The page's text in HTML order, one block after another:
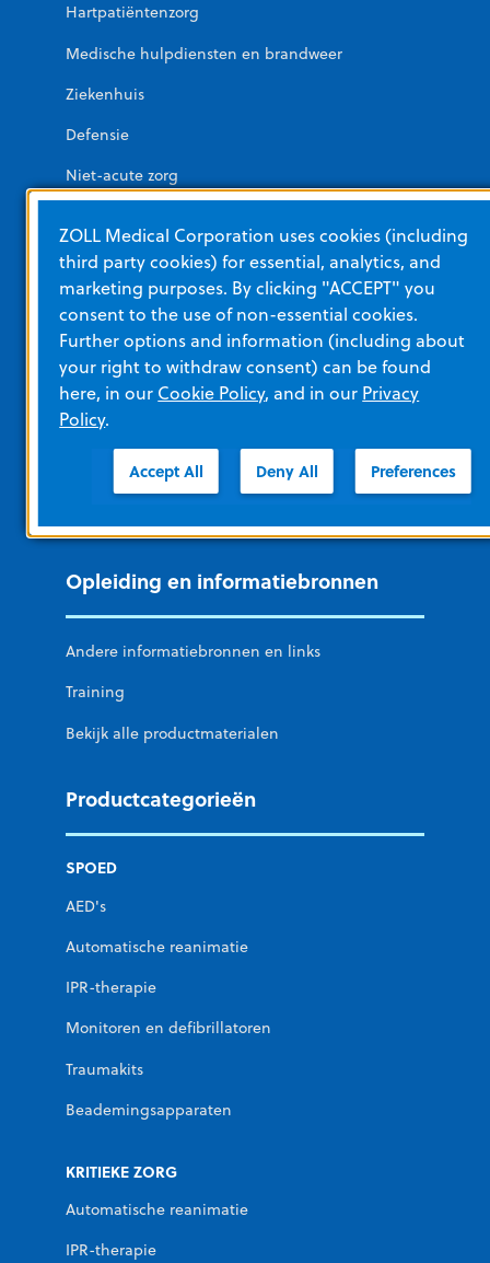
Hartpatiëntenzorg
Medische hulpdiensten en brandweer
Ziekenhuis
Defensie
Niet-acute zorg
Overige afdelingen van ZOLL
remedē Systeem
Cardiale diagnostiek van ZOLL
ZOLL-software- en gegevensoplossingen
ZOLL Itamar
Opleiding en informatiebronnen
Andere informatiebronnen en links
Training
Bekijk alle productmaterialen
Productcategorieën
SPOED
AED's
Automatische reanimatie
IPR-therapie
Monitoren en defibrillatoren
Traumakits
Beademingsapparaten
KRITIEKE ZORG
Automatische reanimatie
IPR-therapie
ZOLL Medical Corporation uses cookies (including
third party cookies) for essential, analytics, and
marketing purposes. By clicking "ACCEPT" you
consent to the use of non-essential cookies.
Further options and information (including about
your right to withdraw consent) can be found
here, in our Cookie Policy, and in our Privacy
Policy.
Accept All Deny All Preferences